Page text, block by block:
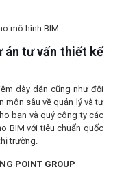
mô hình BIM
án tư vấn thiết kế
dày dặn cũng như đội
môn sâu về quản lý và tư
bạn và quý công ty các
BIM với tiêu chuẩn quốc
trường.
POINT GROUP